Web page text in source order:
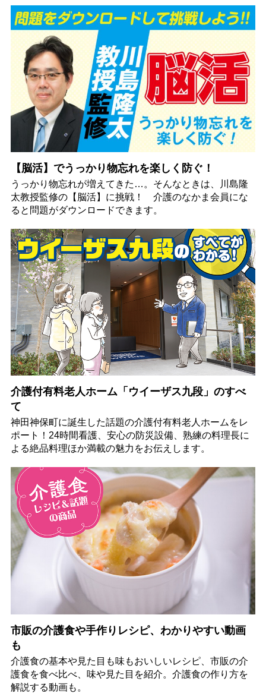
【脳活】でうっかり物忘れを楽しく防ぐ！
うっかり物忘れが増えてきた…。そんなときは、川島隆
太教授監修の【脳活】に挑戦！ 介護のなかま会員にな
ると問題がダウンロードできます。
介護付有料老人ホーム「ウイーザス九段」のすべ
て
神田神保町に誕生した話題の介護付有料老人ホームをレ
ポート！24時間看護、安心の防災設備、熟練の料理長に
よる絶品料理ほか満載の魅力をお伝えします。
市販の介護食や手作りレシピ、わかりやすい動画
も
介護食の基本や見た目も味もおいしいレシピ、市販の介
護食を食べ比べ、味や見た目を紹介。介護食の作り方を
解説する動画も。